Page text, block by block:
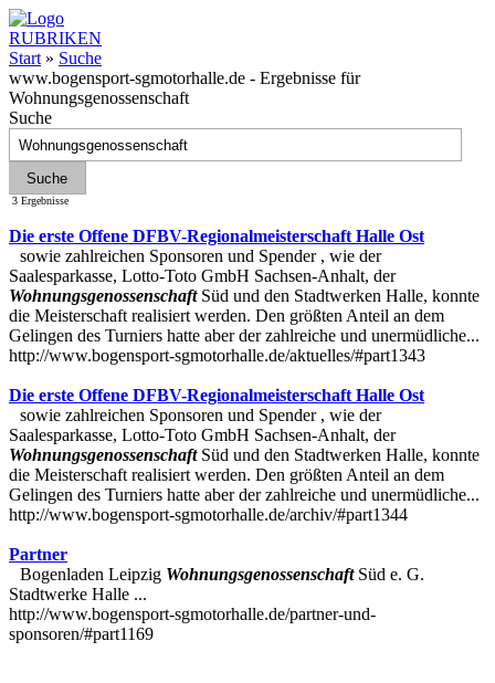
RUBRIKEN
Start » Suche
www.bogensport-sgmotorhalle.de - Ergebnisse für
Wohnungsgenossenschaft
Suche
3 Ergebnisse
Die erste Offene DFBV-Regionalmeisterschaft Halle Ost
sowie zahlreichen Sponsoren und Spender , wie der
Saalesparkasse, Lotto-Toto GmbH Sachsen-Anhalt, der
WohnungsgenossenschaftSüd und den Stadtwerken Halle, konnte
die Meisterschaft realisiert werden. Den größten Anteil an dem
Gelingen des Turniers hatte aber der zahlreiche und unermüdliche...
http://www.bogensport-sgmotorhalle.de/aktuelles/#part1343
Die erste Offene DFBV-Regionalmeisterschaft Halle Ost
sowie zahlreichen Sponsoren und Spender , wie der
Saalesparkasse, Lotto-Toto GmbH Sachsen-Anhalt, der
WohnungsgenossenschaftSüd und den Stadtwerken Halle, konnte
die Meisterschaft realisiert werden. Den größten Anteil an dem
Gelingen des Turniers hatte aber der zahlreiche und unermüdliche...
http://www.bogensport-sgmotorhalle.de/archiv/#part1344
Partner
Bogenladen Leipzig WohnungsgenossenschaftSüd e. G.
Stadtwerke Halle ...
http://www.bogensport-sgmotorhalle.de/partner-und-
sponsoren/#part1169